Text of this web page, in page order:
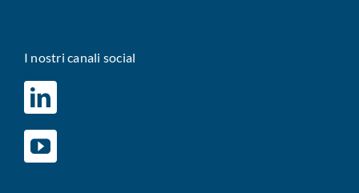
I nostri canali social